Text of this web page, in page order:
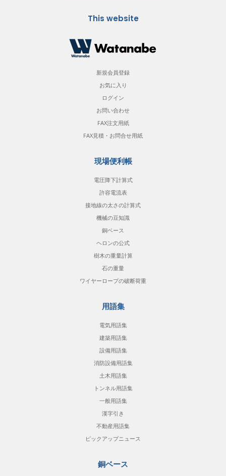
This website
新規会員登録
お気に入り
ログイン
お問い合わせ
FAX注文用紙
FAX見積・お問合せ用紙
現場便利帳
電圧降下計算式
許容電流表
接地線の太さの計算式
機械の豆知識
銅ベース
ヘロンの公式
樹木の重量計算
石の重量
ワイヤーロープの破断荷重
用語集
電気用語集
建築用語集
設備用語集
消防設備用語集
土木用語集
トンネル用語集
一般用語集
漢字引き
不動産用語集
ピックアップニュース
銅ベース